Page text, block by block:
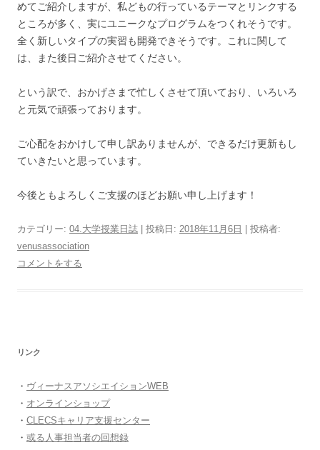
めてご紹介しますが、私どもの行っているテーマとリンクする
ところが多く、実にユニークなプログラムをつくれそうです。
全く新しいタイプの実習も開発できそうです。これに関して
は、また後日ご紹介させてください。
という訳で、おかげさまで忙しくさせて頂いており、いろいろ
と元気で頑張っております。
ご心配をおかけして申し訳ありませんが、できるだけ更新もし
ていきたいと思っています。
今後ともよろしくご支援のほどお願い申し上げます！
カテゴリー: 04.大学授業日誌 | 投稿日: 2018年11月6日
投稿者:
venusassociation
コメントをする
リンク
・ ヴィーナスアソシエイションWEB
・ オンラインショップ
・ CLECSキャリア支援センター
・ 或る人事担当者の回想録